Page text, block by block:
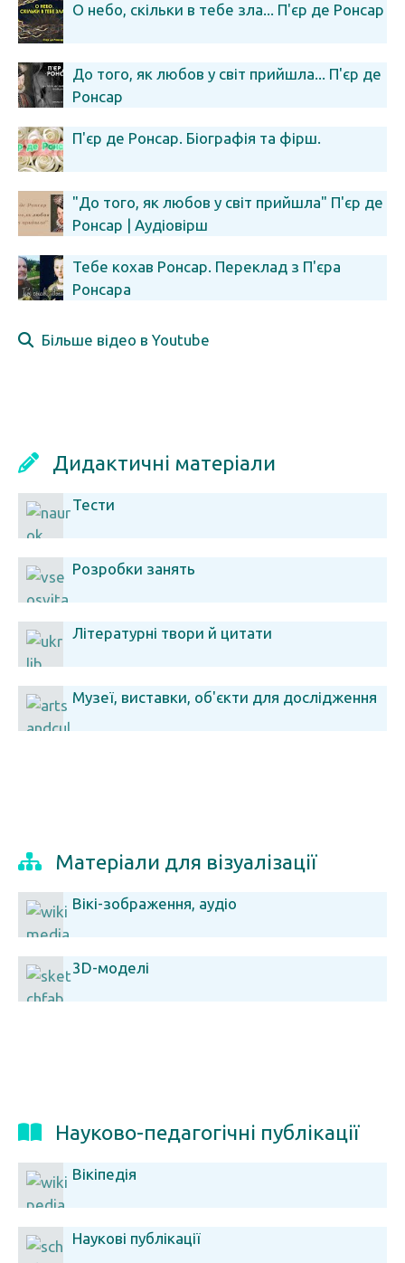
О небо, скільки в тебе зла... П'єр де Ронсар
До того, як любов у світ прийшла... П'єр де
Ронсар
П'єр де Ронсар. Біографія та фірш.
"До того, як любов у світ прийшла" П'єр де
Ронсар | Аудіовірш
Тебе кохав Ронсар. Переклад з П'єра
Ронсара
Більше відео в Youtube
Дидактичні матеріали
Тести
Розробки занять
Літературні твори й цитати
Музеї, виставки, об'єкти для дослідження
Матеріали для візуалізації
Вікі-зображення, аудіо
3D-моделі
Науково-педагогічні публікації
Вікіпедія
Наукові публікації